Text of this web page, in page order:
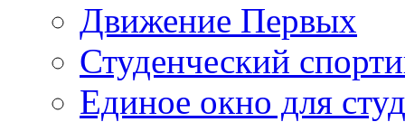
Движение Первых
Студенческий
Единое окно для